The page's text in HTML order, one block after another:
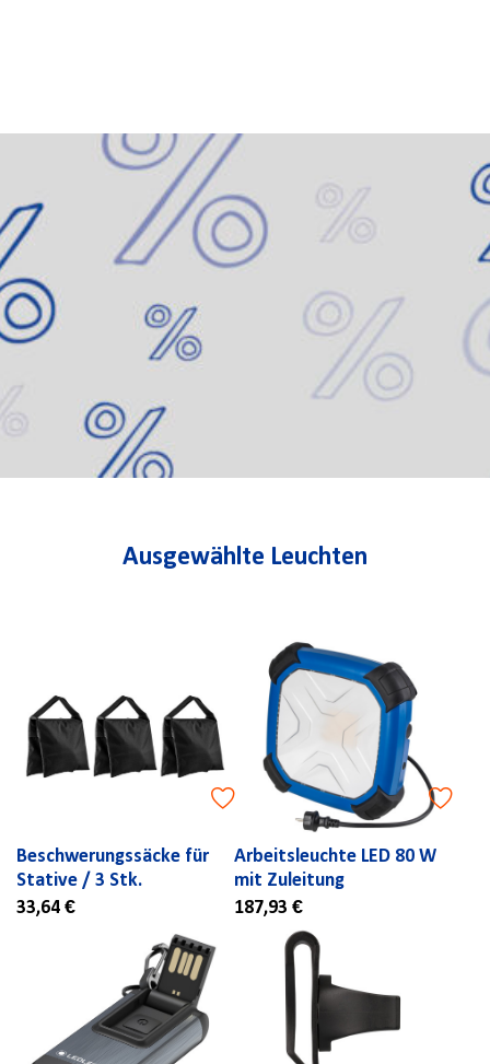
Ausgewählte Leuchten
Beschwerungssäcke für
Stative / 3 Stk.
33,64 €
Arbeitsleuchte LED 80 W
mit Zuleitung
187,93 €